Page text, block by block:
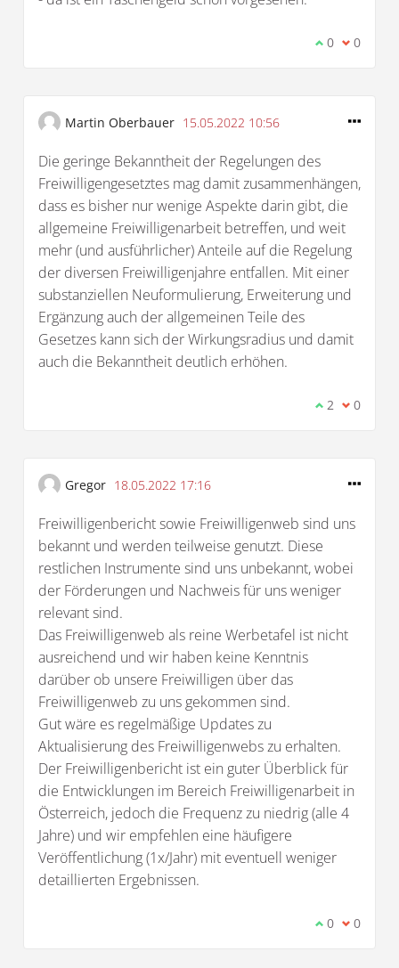
Ich stimme
0 Ich bin
0
Martin Oberbauer 15.05.2022 10:56
Die geringe Bekanntheit der Regelungen des
Freiwilligengesetztes mag damit zusammenhängen,
dass es bisher nur wenige Aspekte darin gibt, die
allgemeine Freiwilligenarbeit betreffen, und weit
mehr (und ausführlicher) Anteile auf die Regelung
der diversen Freiwilligenjahre entfallen. Mit einer
substanziellen Neuformulierung, Erweiterung und
Ergänzung auch der allgemeinen Teile des
Gesetzes kann sich der Wirkungsradius und damit
auch die Bekanntheit deutlich erhöhen.
Ich stimme
2 Ich bin
0
Gregor 18.05.2022 17:16
Freiwilligenbericht sowie Freiwilligenweb sind uns
bekannt und werden teilweise genutzt. Diese
restlichen Instrumente sind uns unbekannt, wobei
der Förderungen und Nachweis für uns weniger
relevant sind.
Das Freiwilligenweb als reine Werbetafel ist nicht
ausreichend und wir haben keine Kenntnis
darüber ob unsere Freiwilligen über das
Freiwilligenweb zu uns gekommen sind.
Gut wäre es regelmäßige Updates zu
Aktualisierung des Freiwilligenwebs zu erhalten.
Der Freiwilligenbericht ist ein guter Überblick für
die Entwicklungen im Bereich Freiwilligenarbeit in
Österreich, jedoch die Frequenz zu niedrig (alle 4
Jahre) und wir empfehlen eine häufigere
Veröffentlichung (1x/Jahr) mit eventuell weniger
detaillierten Ergebnissen.
Ich stimme
0 Ich bin
0